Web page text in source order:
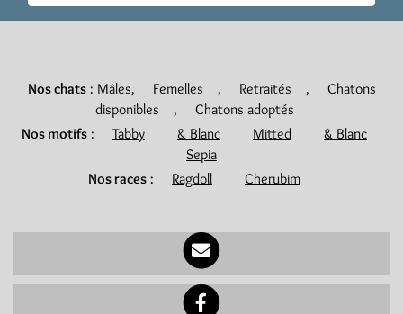
Nos chats: Mâles, Femelles , Retraités ,
Chatons
disponibles
,
Chatons adoptés
Nos motifs : Tabby & Blanc Mitted
& Blanc
Sepia
Nos races : Ragdoll Cherubim